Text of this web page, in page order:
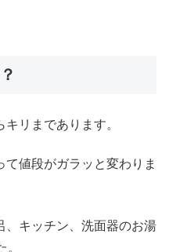
リまであります。
値段がガラッと変わりま
、キッチン、洗面器のお湯